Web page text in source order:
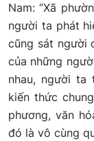
Nam: “Xã
người ta phát
cũng sát người
của những
nhau, người ta
kiến thức
phương, văn
đó là vô cùng